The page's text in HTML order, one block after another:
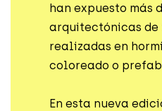
han expuesto más
arquitectónicas de
realizadas en
coloreado o
En esta nueva